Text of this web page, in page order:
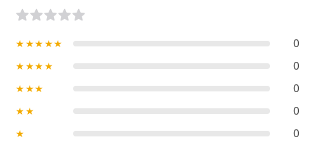
★★★★★
0
★★★★
0
★★★
0
★★
0
★
0